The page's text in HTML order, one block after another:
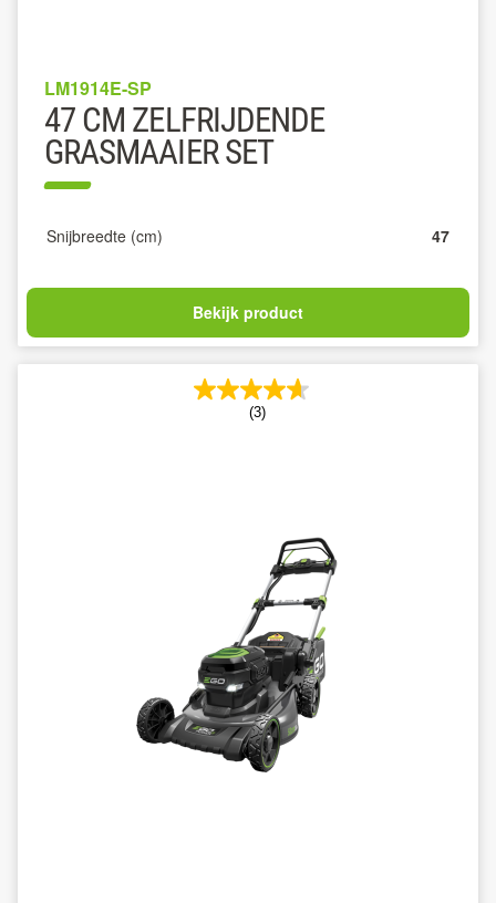
LM1914E-SP
47 CM ZELFRIJDENDE
GRASMAAIER SET
Snijbreedte (cm) 47
Bekijk product
(3)